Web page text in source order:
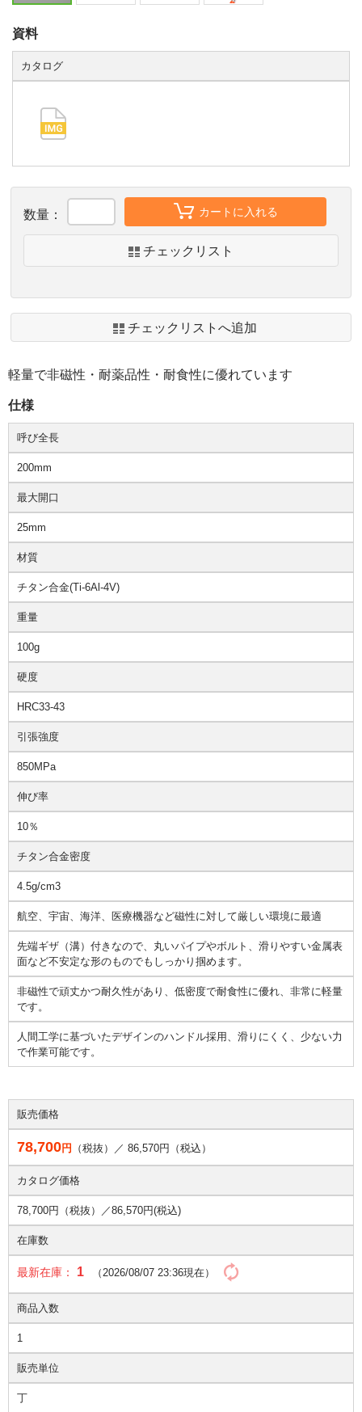
数量： カートに入れる
チェックリスト
チェックリストへ追加
軽量で非磁性・耐薬品性・耐食性に優れています
仕様
呼び全長
200mm
最大開口
25mm
材質
チタン合金(Ti-6Al-4V)
重量
100g
硬度
HRC33-43
引張強度
850MPa
伸び率
10％
チタン合金密度
4.5g/cm3
航空、宇宙、海洋、医療機器など磁性に対して厳しい環境に最適
先端ギザ（溝）付きなので、丸いパイプやボルト、滑りやすい金属表
面など不安定な形のものでもしっかり掴めます。
非磁性で頑丈かつ耐久性があり、低密度で耐食性に優れ、非常に軽量
です。
人間工学に基づいたデザインのハンドル採用、滑りにくく、少ない力
で作業可能です。
販売価格
78,700円 （税抜）／ 86,570円（税込）
カタログ価格
78,700円（税抜）／86,570円(税込)
在庫数
最新在庫： 1 （2026/08/07 23:36現在）
商品入数
1
販売単位
丁
資料
カタログ